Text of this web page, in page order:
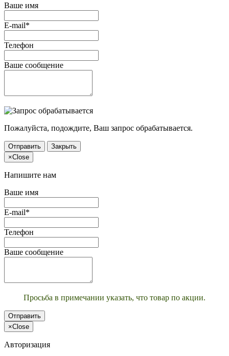
Ваше имя
E-mail*
Телефон
Ваше сообщение
Пожалуйста, подождите, Ваш запрос обрабатывается.
Отправить
Закрыть
×Close
Напишите нам
Ваше имя
E-mail*
Телефон
Ваше сообщение
Просьба в примечании указать, что товар по акции.
Отправить
×Close
Авторизация